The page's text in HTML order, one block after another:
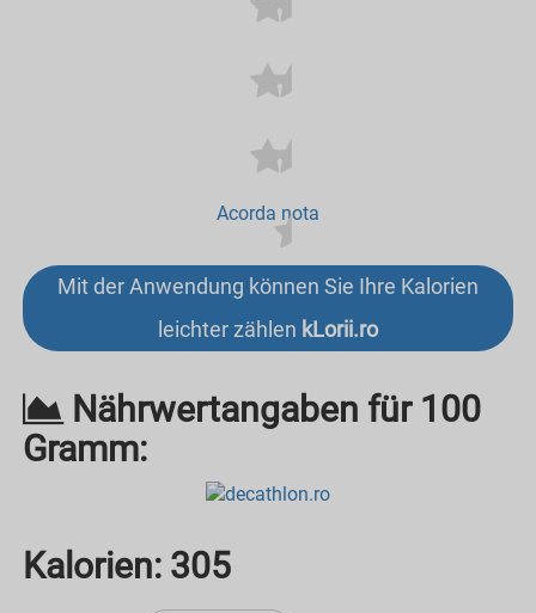
Acorda nota
Mit der Anwendung können Sie Ihre Kalorien
leichter zählen kLorii.ro
Nährwertangaben für 100
Gramm:
Kalorien: 305